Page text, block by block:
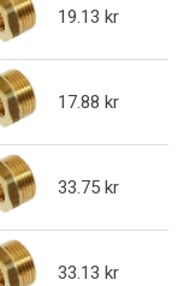
19.13
17.88
33.75
33.13